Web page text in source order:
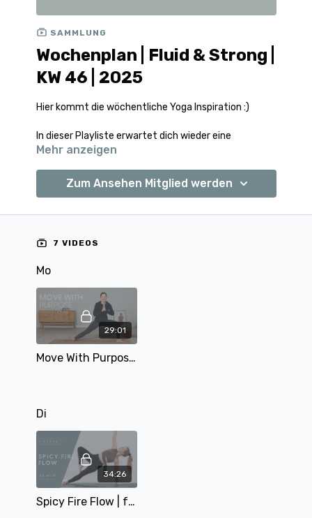
SAMMLUNG
Wochenplan | Fluid & Strong |
KW 46 | 2025
Hier kommt die wöchentliche Yoga Inspiration :)
In dieser Playliste erwartet dich wieder eine
Inspiration anüberwiegend bewegenden und
auch die ein oder andere ruhigere Einheit.
Mehr anzeigen
Zum Ansehen Mitglied werden
7 VIDEOS
Mo
29:01
Move With Purpose | Vinyasa | 29 min | mit Alina
Di
34:26
Spicy Fire Flow | für den Core | Elementen Serie Teil 3| mit Sophie | 34 Min